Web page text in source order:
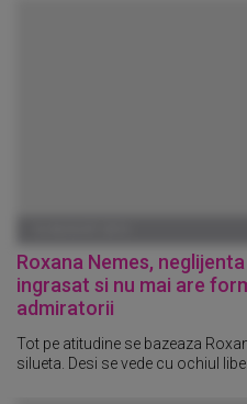
Roxana Nemes,
ingrasat si nu mai are
admiratorii
Tot pe atitudine se bazeaza
silueta. Desi se vede cu ochiul